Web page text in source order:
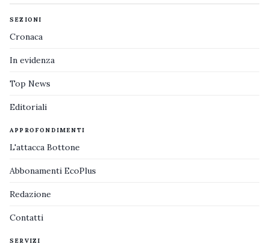
SEZIONI
Cronaca
In evidenza
Top News
Editoriali
APPROFONDIMENTI
L'attacca Bottone
Abbonamenti EcoPlus
Redazione
Contatti
SERVIZI